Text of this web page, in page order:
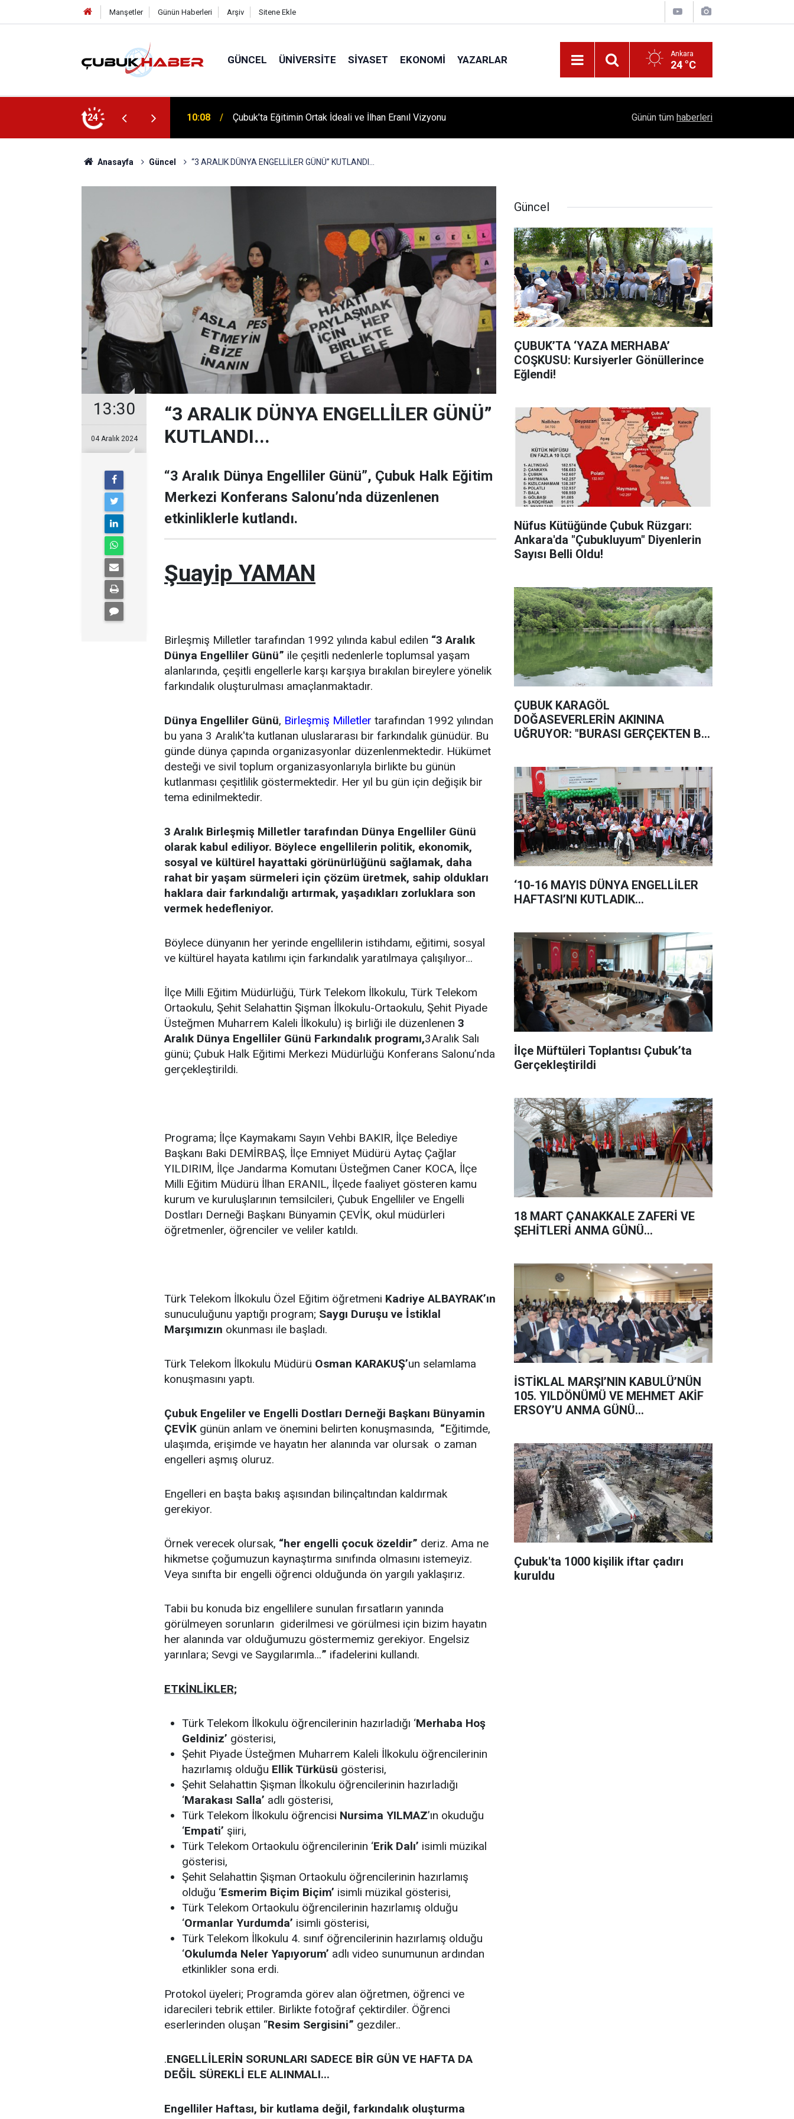
Manşetler Günün Haberleri Arşiv Sitene Ekle
GÜNCEL ÜNIVERSITE SIYASET EKONOMI YAZARLAR Ankara
24 °C
24
Eranıl Vizyonu 12:06 ÇUBUK’TA ‘YAZA MERHABA’ COŞKUSU: Kursiyerler Gönüllerince Eğlendi! 1504 Kep, Tek Bir Hedef: Bilim Kenti Çubuk
Günün tüm haberleri
Anasayfa Güncel “3 ARALIK DÜNYA ENGELLİLER GÜNÜ” KUTLANDI...
13:30
04 Aralık 2024
“3 ARALIK DÜNYA ENGELLİLER GÜNÜ”
KUTLANDI...
“3 Aralık Dünya Engelliler Günü”, Çubuk Halk Eğitim
Merkezi Konferans Salonu’nda düzenlenen
etkinliklerle kutlandı.
Şuayip YAMAN
Birleşmiş Milletler tarafından 1992 yılında kabul edilen “3 Aralık
Dünya Engelliler Günü” ile çeşitli nedenlerle toplumsal yaşam
alanlarında, çeşitli engellerle karşı karşıya bırakılan bireylere yönelik
farkındalık oluşturulması amaçlanmaktadır.
Dünya Engelliler Günü, Birleşmiş Milletler tarafından 1992 yılından
bu yana 3 Aralık'ta kutlanan uluslararası bir farkındalık günüdür. Bu
günde dünya çapında organizasyonlar düzenlenmektedir. Hükümet
desteği ve sivil toplum organizasyonlarıyla birlikte bu günün
kutlanması çeşitlilik göstermektedir. Her yıl bu gün için değişik bir
tema edinilmektedir.
3 Aralık Birleşmiş Milletler tarafından Dünya Engelliler Günü
olarak kabul ediliyor. Böylece engellilerin politik, ekonomik,
sosyal ve kültürel hayattaki görünürlüğünü sağlamak, daha
rahat bir yaşam sürmeleri için çözüm üretmek, sahip oldukları
haklara dair farkındalığı artırmak, yaşadıkları zorluklara son
vermek hedefleniyor.
Böylece dünyanın her yerinde engellilerin istihdamı, eğitimi, sosyal
ve kültürel hayata katılımı için farkındalık yaratılmaya çalışılıyor...
İlçe Milli Eğitim Müdürlüğü, Türk Telekom İlkokulu, Türk Telekom
Ortaokulu, Şehit Selahattin Şişman İlkokulu-Ortaokulu, Şehit Piyade
Üsteğmen Muharrem Kaleli İlkokulu) iş birliği ile düzenlenen 3
Aralık Dünya Engelliler Günü Farkındalık programı,3Aralık Salı
günü; Çubuk Halk Eğitimi Merkezi Müdürlüğü Konferans Salonu’nda
gerçekleştirildi.
Programa; İlçe Kaymakamı Sayın Vehbi BAKIR, İlçe Belediye
Başkanı Baki DEMİRBAŞ, İlçe Emniyet Müdürü Aytaç Çağlar
YILDIRIM, İlçe Jandarma Komutanı Üsteğmen Caner KOCA, İlçe
Milli Eğitim Müdürü İlhan ERANIL, İlçede faaliyet gösteren kamu
kurum ve kuruluşlarının temsilcileri, Çubuk Engelliler ve Engelli
Dostları Derneği Başkanı Bünyamin ÇEVİK, okul müdürleri
öğretmenler, öğrenciler ve veliler katıldı.
Türk Telekom İlkokulu Özel Eğitim öğretmeni Kadriye ALBAYRAK’ın
sunuculuğunu yaptığı program; Saygı Duruşu ve İstiklal
Marşımızın okunması ile başladı.
Türk Telekom İlkokulu Müdürü Osman KARAKUŞ’un selamlama
konuşmasını yaptı.
Çubuk Engeliler ve Engelli Dostları Derneği Başkanı Bünyamin
ÇEVİK günün anlam ve önemini belirten konuşmasında, “Eğitimde,
ulaşımda, erişimde ve hayatın her alanında var olursak o zaman
engelleri aşmış oluruz.
Engelleri en başta bakış aşısından bilinçaltından kaldırmak
gerekiyor.
Örnek verecek olursak, “her engelli çocuk özeldir” deriz. Ama ne
hikmetse çoğumuzun kaynaştırma sınıfında olmasını istemeyiz.
Veya sınıfta bir engelli öğrenci olduğunda ön yargılı yaklaşırız.
Tabii bu konuda biz engellilere sunulan fırsatların yanında
görülmeyen sorunların giderilmesi ve görülmesi için bizim hayatın
her alanında var olduğumuzu göstermemiz gerekiyor. Engelsiz
yarınlara; Sevgi ve Saygılarımla...” ifadelerini kullandı.
ETKİNLİKLER;
Türk Telekom İlkokulu öğrencilerinin hazırladığı ‘Merhaba Hoş
Geldiniz’ gösterisi,
Şehit Piyade Üsteğmen Muharrem Kaleli İlkokulu öğrencilerinin
hazırlamış olduğu Ellik Türküsü gösterisi,
Şehit Selahattin Şişman İlkokulu öğrencilerinin hazırladığı
‘Marakası Salla’ adlı gösterisi,
Türk Telekom İlkokulu öğrencisi Nursima YILMAZ’ın okuduğu
‘Empati’ şiiri,
Türk Telekom Ortaokulu öğrencilerinin ‘Erik Dalı’ isimli müzikal
gösterisi,
Şehit Selahattin Şişman Ortaokulu öğrencilerinin hazırlamış
olduğu ‘Esmerim Biçim Biçim’ isimli müzikal gösterisi,
Türk Telekom Ortaokulu öğrencilerinin hazırlamış olduğu
‘Ormanlar Yurdumda’ isimli gösterisi,
Türk Telekom İlkokulu 4. sınıf öğrencilerinin hazırlamış olduğu
‘Okulumda Neler Yapıyorum’ adlı video sunumunun ardından
etkinlikler sona erdi.
Protokol üyeleri; Programda görev alan öğretmen, öğrenci ve
idarecileri tebrik ettiler. Birlikte fotoğraf çektirdiler. Öğrenci
eserlerinden oluşan “Resim Sergisini” gezdiler..
.ENGELLİLERİN SORUNLARI SADECE BİR GÜN VE HAFTA DA
DEĞİL SÜREKLİ ELE ALINMALI...
Engelliler Haftası, bir kutlama değil, farkındalık oluşturma
Güncel
ÇUBUK’TA ‘YAZA MERHABA’
COŞKUSU: Kursiyerler Gönüllerince
Eğlendi!
Nüfus Kütüğünde Çubuk Rüzgarı:
Ankara'da "Çubukluyum" Diyenlerin
Sayısı Belli Oldu!
ÇUBUK KARAGÖL
DOĞASEVERLERİN AKININA
UĞRUYOR: "BURASI GERÇEKTEN BİR
‘10-16 MAYIS DÜNYA ENGELLİLER
HAFTASI’NI KUTLADIK…
İlçe Müftüleri Toplantısı Çubuk’ta
Gerçekleştirildi
18 MART ÇANAKKALE ZAFERİ VE
ŞEHİTLERİ ANMA GÜNÜ...
İSTİKLAL MARŞI’NIN KABULÜ’NÜN
105. YILDÖNÜMÜ VE MEHMET AKİF
ERSOY’U ANMA GÜNÜ...
Çubuk'ta 1000 kişilik iftar çadırı
kuruldu